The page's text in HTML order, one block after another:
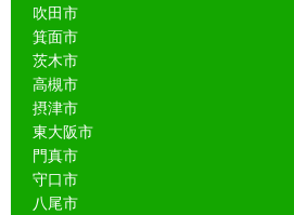
吹田市
箕面市
茨木市
高槻市
摂津市
東大阪市
門真市
守口市
八尾市